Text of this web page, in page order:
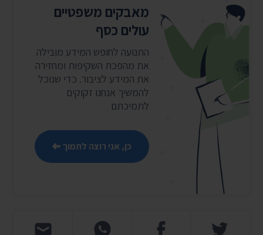
מאבקים משפטיים
עולים כסף
התנועה לחופש המידע מובילה
את מהפכת השקיפות ומחזירה
את המידע לציבור. כדי שנוכל
להמשיך אנחנו זקוקים
לתמיכתם
כן, אני רוצה לתמוך